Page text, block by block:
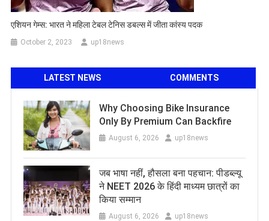
एशियन गेम्स: भारत ने महिला टेबल टेनिस डबल्‍स में जीता कांस्य पदक
October 2, 2023 up18news
LATEST NEWS COMMENTS
Why Choosing Bike Insurance
Only By Premium Can Backfire
August 6, 2026 up18news
जब भाषा नहीं, हौसला बना पहचान: पीडब्ल्यू
ने NEET 2026 के हिंदी माध्यम छात्रों का
किया सम्मान
August 6, 2026 up18news